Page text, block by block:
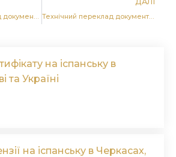
Медичний переклад документів на англійську в Черкасах, Києві та Україні Технічний переклад документів на англійську в Черкасах, Києві та Україні
на іспанську в
та Україні
на іспанську в Черкасах,